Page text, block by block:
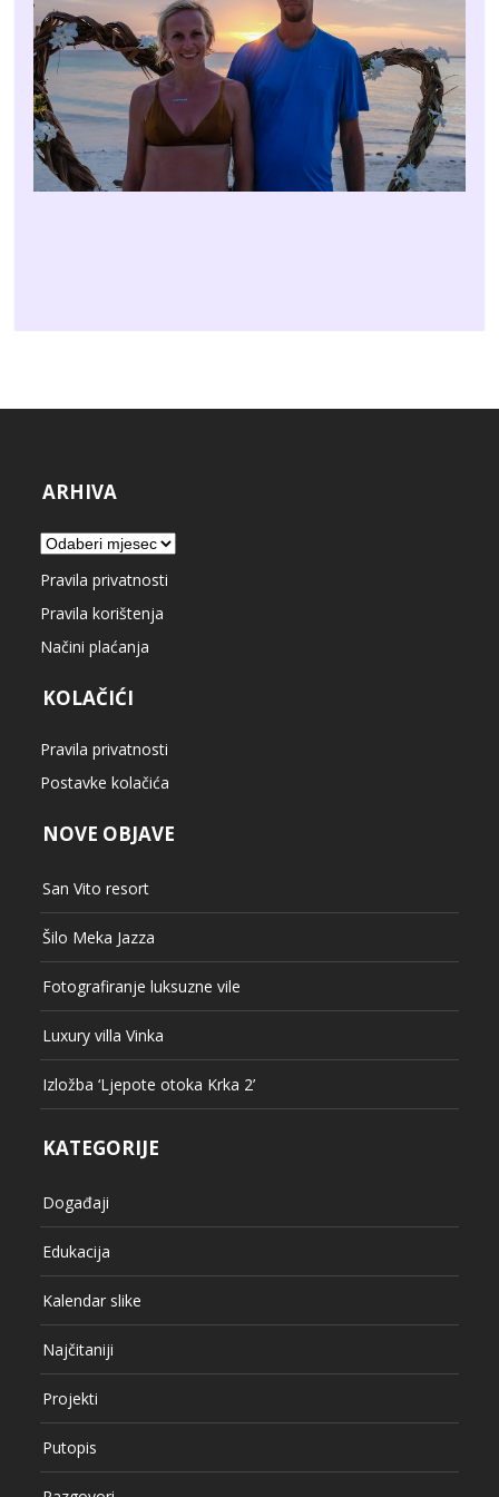
ARHIVA
Arhiva
Pravila privatnosti
Pravila korištenja
Načini plaćanja
KOLAČIĆI
Pravila privatnosti
Postavke kolačića
NOVE OBJAVE
San Vito resort
Šilo Meka Jazza
Fotografiranje luksuzne vile
Luxury villa Vinka
Izložba ‘Ljepote otoka Krka 2’
KATEGORIJE
Događaji
Edukacija
Kalendar slike
Najčitaniji
Projekti
Putopis